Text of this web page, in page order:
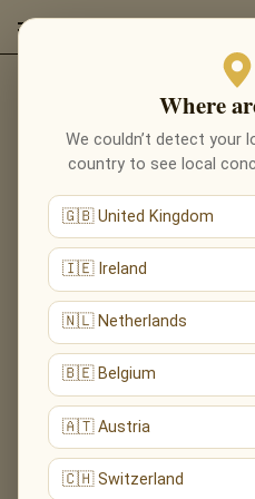
Where
We couldn’t detect your
country to see local
🇬🇧 United Kingdom
🇮🇪 Ireland
🇳🇱 Netherlands
🇧🇪 Belgium
🇦🇹 Austria
🇨🇭 Switzerland